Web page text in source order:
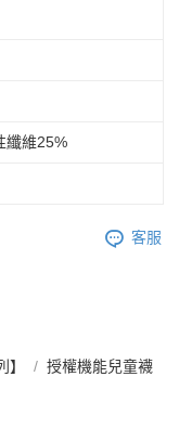
纖維25%
客服
授權機能兒童襪